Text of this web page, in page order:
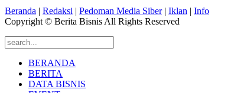
Beranda | Redaksi | Pedoman Media Siber| Iklan | Info
Copyright © Berita Bisnis All Rights Reserved
BERANDA
BERITA
DATA BISNIS